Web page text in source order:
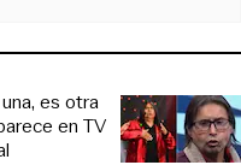
es otra
en TV